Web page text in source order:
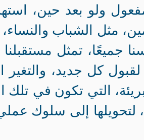
ولو بعد حين،
مثل الشباب والنساء،
جميعًا، تمثل مستقبلنا
لقبول كل جديد، والتغير
التي تكون في تلك
لتحويلها إلى سلوك